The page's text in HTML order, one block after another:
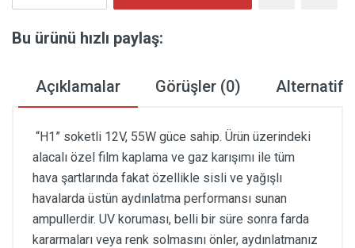
Bu ürünü hızlı paylaş:
Açıklamalar Görüşler (0) Alternatif
“H1” soketli 12V, 55W güce sahip. Ürün üzerindeki
alacalı özel film kaplama ve gaz karışımı ile tüm
hava şartlarında fakat özellikle sisli ve yağışlı
havalarda üstün aydınlatma performansı sunan
ampullerdir. UV koruması, belli bir süre sonra farda
kararmaları veya renk solmasını önler, aydınlatmanız